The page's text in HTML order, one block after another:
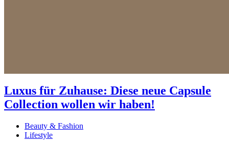
Luxus für Zuhause: Diese neue Capsule
Collection wollen wir haben!
Beauty & Fashion
Lifestyle